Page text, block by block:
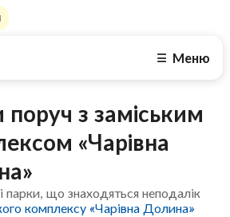
☰ Меню
поруч з заміським
«Чарівна
що знаходяться неподалік
комплексу «Чарівна Долина»